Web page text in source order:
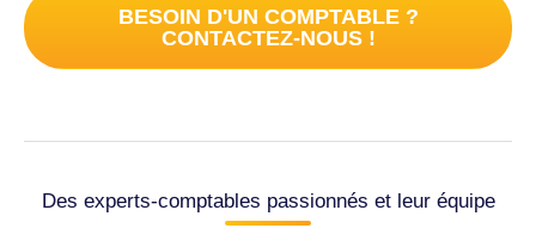
BESOIN D'UN COMPTABLE ?
CONTACTEZ-NOUS !
Des experts-comptables passionnés et leur équipe